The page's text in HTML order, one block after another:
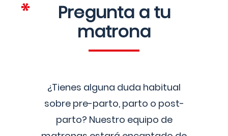
Pregunta a tu
matrona
¿Tienes alguna duda habitual
sobre pre-parto, parto o post-
parto? Nuestro equipo de